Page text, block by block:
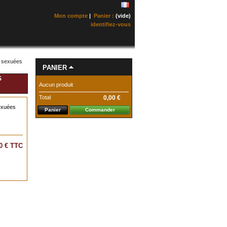
Mon compte | Panier : (vide)
identifiez-vous
€ TTC
PANIER
Aucun produit
Total 0,00 €
Panier Commander